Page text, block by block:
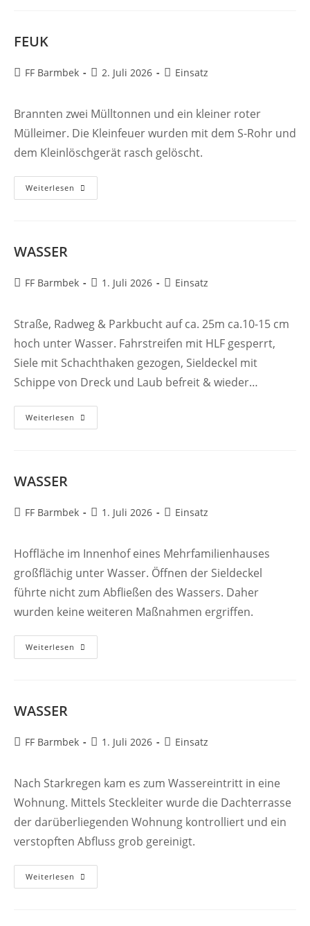
FEUK
Beitrags-
FF Barmbek
Beitrag
2. Juli 2026
Beitrags-
Einsatz
Brannten zwei Mülltonnen und ein kleiner roter
Mülleimer. Die Kleinfeuer wurden mit dem S-Rohr und
dem Kleinlöschgerät rasch gelöscht.
Weiterlesen
WASSER
Beitrags-
FF Barmbek
Beitrag
1. Juli 2026
Beitrags-
Einsatz
Straße, Radweg & Parkbucht auf ca. 25m ca.10-15 cm
hoch unter Wasser. Fahrstreifen mit HLF gesperrt,
Siele mit Schachthaken gezogen, Sieldeckel mit
Schippe von Dreck und Laub befreit & wieder…
Weiterlesen
WASSER
Beitrags-
FF Barmbek
Beitrag
1. Juli 2026
Beitrags-
Einsatz
Hoffläche im Innenhof eines Mehrfamilienhauses
großflächig unter Wasser. Öffnen der Sieldeckel
führte nicht zum Abfließen des Wassers. Daher
wurden keine weiteren Maßnahmen ergriffen.
Weiterlesen
WASSER
Beitrags-
FF Barmbek
Beitrag
1. Juli 2026
Beitrags-
Einsatz
Nach Starkregen kam es zum Wassereintritt in eine
Wohnung. Mittels Steckleiter wurde die Dachterrasse
der darüberliegenden Wohnung kontrolliert und ein
verstopften Abfluss grob gereinigt.
Weiterlesen